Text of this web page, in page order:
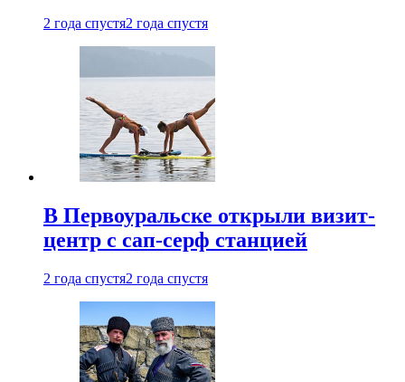
2 года спустя2 года спустя
В Первоуральске открыли визит-
центр с сап-серф станцией
2 года спустя2 года спустя